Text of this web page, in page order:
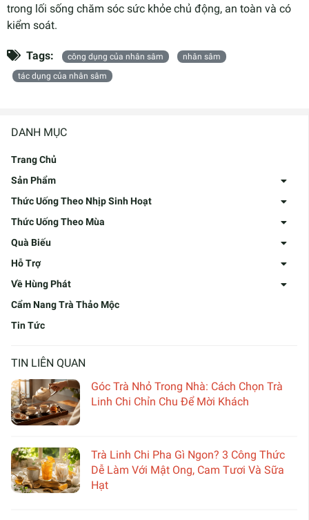
DANH MỤC
Trang Chủ
Sản Phẩm
Thức Uống Theo Nhịp Sinh Hoạt
Thức Uống Theo Mùa
Quà Biếu
Hỗ Trợ
Về Hùng Phát
Cẩm Nang Trà Thảo Mộc
Tin Tức
TIN LIÊN QUAN
Góc Trà Nhỏ Trong Nhà: Cách Chọn Trà
Linh Chi Chỉn Chu Để Mời Khách
Trà Linh Chi Pha Gì Ngon? 3 Công Thức
Dễ Làm Với Mật Ong, Cam Tươi Và Sữa
Hạt
trong lối sống chăm sóc sức khỏe chủ động, an toàn và có
kiểm soát.
Tags: công dụng của nhân sâm
nhân sâm
tác dụng của nhân sâm